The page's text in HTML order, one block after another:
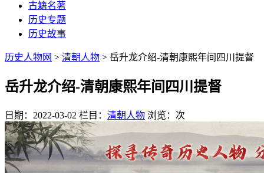
古籍名著
历史专题
历史故事
历史人物网 > 清朝人物 > 岳升龙介绍-清朝康熙年间四川提督
岳升龙介绍-清朝康熙年间四川提督
日期：2022-03-02 栏目： 清朝人物 浏览： 次